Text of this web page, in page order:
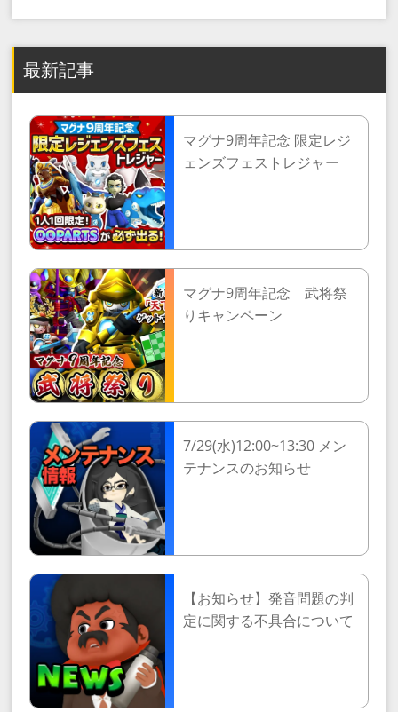
最新記事
マグナ9周年記念 限定レジ
ェンズフェストレジャー
マグナ9周年記念 武将祭
りキャンペーン
7/29(水)12:00~13:30 メン
テナンスのお知らせ
【お知らせ】発音問題の判
定に関する不具合について